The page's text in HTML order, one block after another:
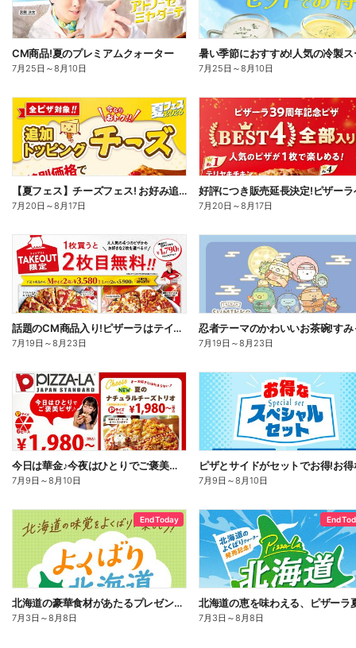
CM商品!夏のプレミアムクォーター
7月25日 ～8月10日 7月25日 ～8月10日
【夏フェス】チーズフェス! お好み追加トッピング「チーズ」が半額以下で注文できる!
7月20日 ～8月17日 7月20日 ～8月17日
話題のCM商品入り!ピザーラはテイクアウトがお得!2枚目無料
7月19日 ～8月23日 7月19日 ～8月23日
今日は華金♪今夜はひとりでご褒美ピザ!ピザーラトリオ
7月9日 ～8月10日 7月9日 ～8月10日
End Today
北海道の豪華食材があたるプレゼントキャンペーン
7月3日 ～8月8日
End
7月3日 ～8月8日